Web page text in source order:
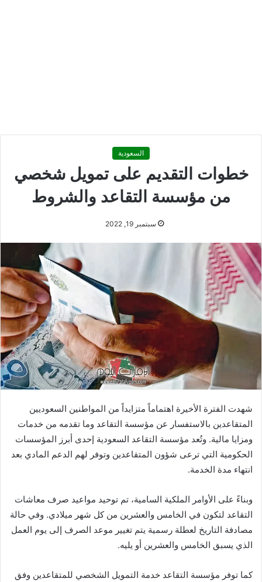
السعودية
خطوات التقديم على تمويل شخصي
من مؤسسة التقاعد والشروط
سبتمبر 19, 2022
شهدت الفترة الأخيرة اهتماماً متزايداً من المواطنين السعوديين
المتقاعدين بالاستفسار عن مؤسسة التقاعد وما تقدمه من خدمات
ومزايا مالية. وتُعد مؤسسة التقاعد السعودية إحدى أبرز المؤسسات
الحكومية التي ترعى شؤون المتقاعدين وتوفر لهم الدعم المادي بعد
انتهاء مدة الخدمة.
وبناءً على الأوامر الملكية السامية، تم توحيد مواعيد صرف معاشات
التقاعد لتكون في الخامس والعشرين من كل شهر ميلادي. وفي حالة
مصادفة التاريخ لعطلة رسمية يتم تغيير موعد الصرف إلى يوم العمل
الذي يسبق الخامس والعشرين أو يليه.
كما توفر مؤسسة التقاعد خدمة التمويل الشخصي للمتقاعدين وفق